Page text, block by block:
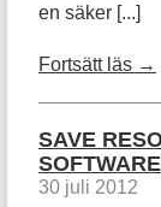
en säker [...]
Fortsätt läs →
SAVE
SOFTWARE
30 juli 2012